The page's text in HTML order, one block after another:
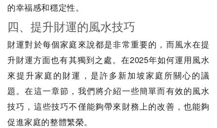
的幸福感和穩定性。
四、提升財運的風水技巧
財運對於每個家庭來說都是非常重要的，而風水在提
升財運方面也有其獨到之處。在2025年如何運用風水
來提升家庭的財運，是許多新加坡家庭所關心的議
題。在這一章節，我們將介紹一些簡單而有效的風水
技巧，這些技巧不僅能夠帶來財務上的改善，也能夠
促進家庭的整體繁榮。